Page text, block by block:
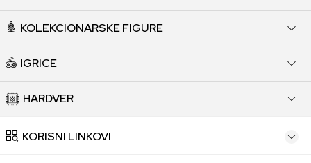
KOLEKCIONARSKE FIGURE
IGRICE
HARDVER
KORISNI LINKOVI